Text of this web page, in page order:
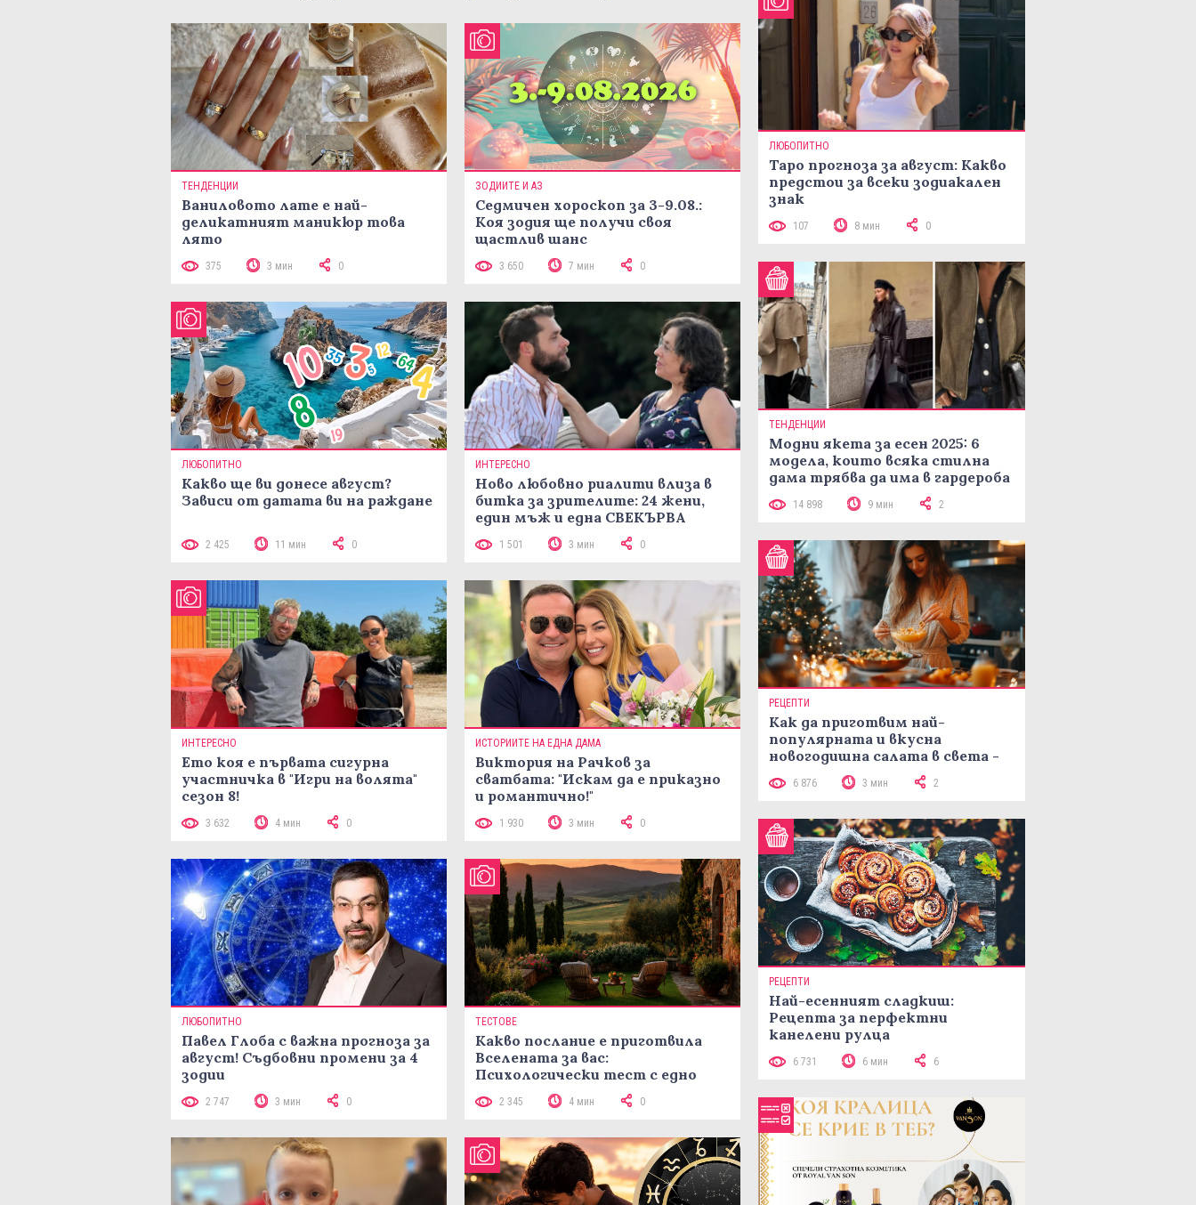
ТЕНДЕНЦИИ
Ваниловото лате е най-
деликатният маникюр това
лято
375 3 мин 0
ЗОДИИТЕ И АЗ
Седмичен хороскоп за 3-9.08.:
Коя зодия ще получи своя
щастлив шанс
3 650 7 мин 0
ЛЮБОПИТНО
Какво ще ви донесе август?
Зависи от датата ви на ражданe
2 425 11 мин 0
ИНТЕРЕСНО
Ново любовно риалити влиза в
битка за зрителите: 24 жени,
един мъж и една СВЕКЪРВА
1 501 3 мин 0
ИНТЕРЕСНО
Ето коя е първата сигурна
участничка в "Игри на волята"
сезон 8!
3 632 4 мин 0
ИСТОРИИТЕ НА ЕДНА ДАМА
Виктория на Рачков за
сватбата: "Искам да е приказно
и романтично!"
1 930 3 мин 0
ЛЮБОПИТНО
Павел Глоба с важна прогноза за
август! Съдбовни промени за 4
зодии
2 747 3 мин 0
ТЕСТОВЕ
Какво послание е приготвила
Вселената за вас:
Психологически тест с едно
2 345 4 мин 0
ЛЮБОПИТНО
Таро прогноза за август: Какво
предстои за всеки зодиакален
знак
107 8 мин 0
ТЕНДЕНЦИИ
Модни якета за есен 2025: 6
модела, които всяка стилна
дама трябва да има в гардероба
14 898 9 мин 2
РЕЦЕПТИ
Как да приготвим най-
популярната и вкусна
новогодишна салата в света -
рецепта Мимоза
6 876 3 мин 2
РЕЦЕПТИ
Най-есенният сладкиш:
Рецепта за перфектни
канелени рулца
6 731 6 мин 6